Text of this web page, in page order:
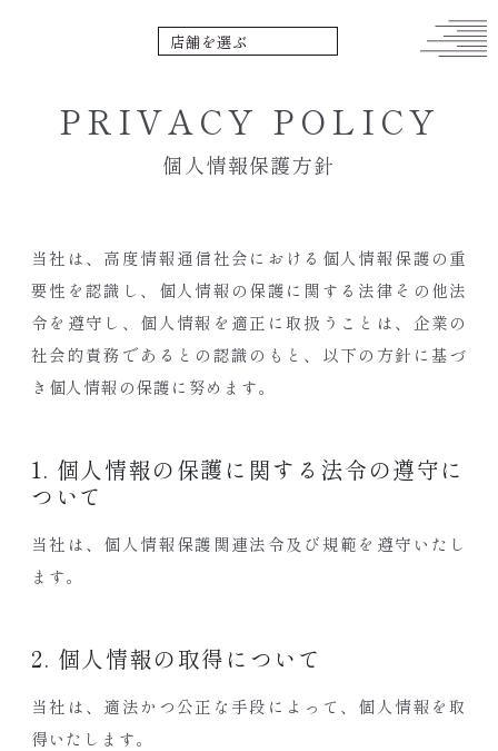
PRIVACY POLICY
個人情報保護方針
当社は、高度情報通信社会における個人情報保護の重
要性を認識し、個人情報の保護に関する法律その他法
令を遵守し、個人情報を適正に取扱うことは、企業の
社会的責務であるとの認識のもと、以下の方針に基づ
き個人情報の保護に努めます。
1. 個人情報の保護に関する法令の遵守に
ついて
当社は、個人情報保護関連法令及び規範を遵守いたし
ます。
2. 個人情報の取得について
当社は、適法かつ公正な手段によって、個人情報を取
得いたします。